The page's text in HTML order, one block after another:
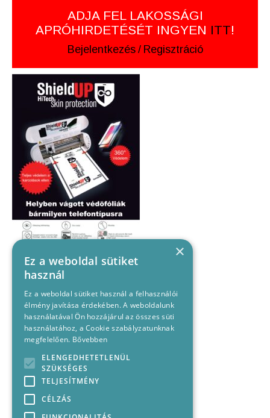
ADJA FEL LAKOSSÁGI
APRÓHIRDETÉSÉT INGYEN ITT!
Bejelentkezés / Regisztráció
×
Ez a weboldal sütiket
használ
Ez a weboldal sütiket használ a felhasználói
élmény javítása érdekében. A weboldalunk
használatával Ön hozzájárul az összes süti
használatához, a Cookie szabályzatunknak
megfelelően. Bővebben
ELENGEDHETETLENÜL
SZÜKSÉGES
TELJESÍTMÉNY
CÉLZÁS